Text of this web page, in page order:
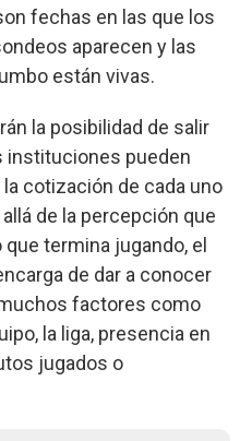
fechas en las que los
aparecen y las
están vivas.
la posibilidad de salir
instituciones pueden
cotización de cada uno
de la percepción que
termina jugando, el
de dar a conocer
factores como
la liga, presencia en
jugados o